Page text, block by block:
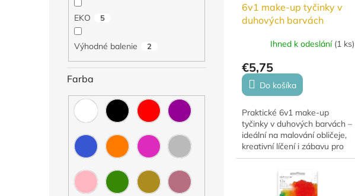
EKO 5
Výhodné balenie 2
Farba
6v1 make-up tyčinky v
duhových barvách
Ihned k odeslání (1 ks)
€5,75
Do košíka
Praktické 6v1 make-up
tyčinky v duhových barvách –
ideální na malování obličeje,
kreativní líčení i zábavu pro
děti. Snadná aplikace a